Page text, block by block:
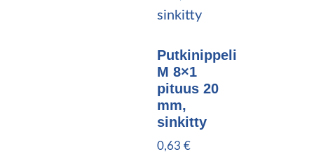
Putkinippeli
M 8×1
pituus 20
mm,
sinkitty
0,63 €